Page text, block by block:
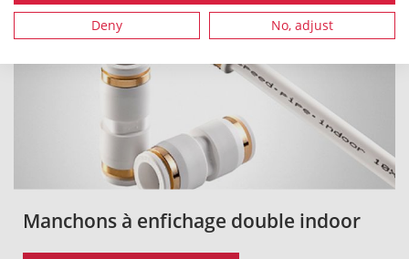
Deny No, adjust
Manchons à enfichage double indoor